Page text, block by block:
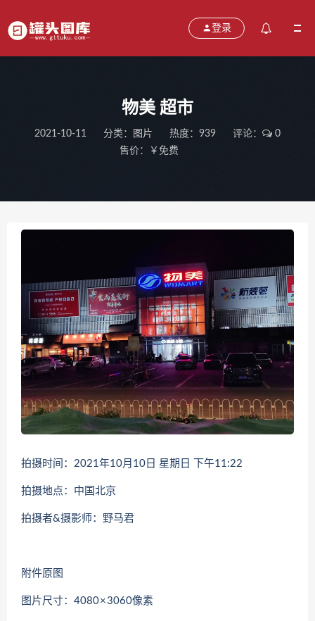
登录
物美 超市
2021-10-11 分类： 图片 热度：939 评论：
0
售价：￥免费
拍摄时间：2021年10月10日 星期日 下午11:22
拍摄地点：中国北京
拍摄者&摄影师：野马君
附件原图
图片尺寸：4080 × 3060像素